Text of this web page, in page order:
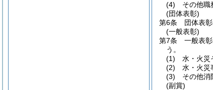
(4)
その他職
(団体表彰)
第6条
団体表
(一般表彰)
第7条
一般表
う。
(1)
水・火災
(2)
水・火災
(3)
その他消
(副賞)